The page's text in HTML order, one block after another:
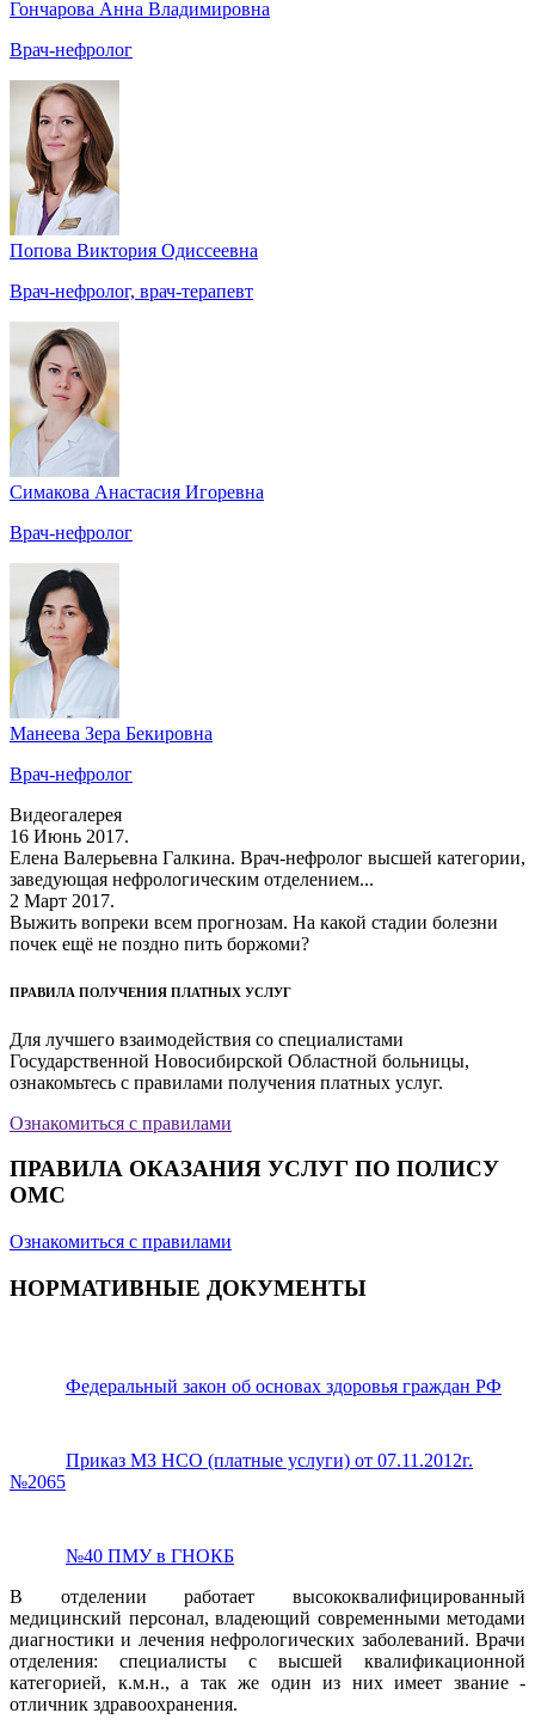
Гончарова Анна Владимировна
Врач-нефролог
Попова Виктория Одиссеевна
Врач-нефролог, врач-терапевт
Симакова Анастасия Игоревна
Врач-нефролог
Манеева Зера Бекировна
Врач-нефролог
Видеогалерея
16 Июнь 2017.
Елена Валерьевна Галкина. Врач-нефролог высшей категории,
заведующая нефрологическим отделением...
2 Март 2017.
Выжить вопреки всем прогнозам. На какой стадии болезни
почек ещё не поздно пить боржоми?
ПРАВИЛА ПОЛУЧЕНИЯ ПЛАТНЫХ УСЛУГ
Для лучшего взаимодействия со специалистами
Государственной Новосибирской Областной больницы,
ознакомьтесь с правилами получения платных услуг.
Ознакомиться с правилами
ПРАВИЛА ОКАЗАНИЯ УСЛУГ ПО ПОЛИСУ
ОМС
Ознакомиться с правилами
НОРМАТИВНЫЕ ДОКУМЕНТЫ
Федеральный закон об основах здоровья граждан РФ
Приказ МЗ НСО (платные услуги) от 07.11.2012г.
№2065
№40 ПМУ в ГНОКБ
В отделении работает высококвалифицированный
медицинский персонал, владеющий современными методами
диагностики и лечения нефрологических заболеваний. Врачи
отделения: специалисты с высшей квалификационной
категорией, к.м.н., а так же один из них имеет звание -
отличник здравоохранения.